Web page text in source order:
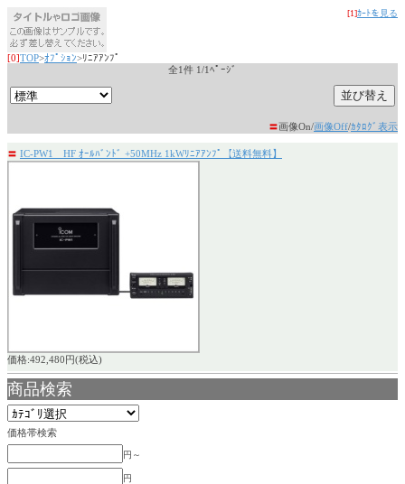
[1]ｶｰﾄを見る
[0]TOP>ｵﾌﾟｼｮﾝ>ﾘﾆｱｱﾝﾌﾟ
全1件 1/1ﾍﾟｰｼﾞ
〓画像On/画像Off/ｶﾀﾛｸﾞ表示
〓 IC-PW1 HF ｵｰﾙﾊﾞﾝﾄﾞ +50MHz 1kWﾘﾆｱｱﾝﾌﾟ【送料無料】
価格:492,480円(税込)
商品検索
価格帯検索
円～
円